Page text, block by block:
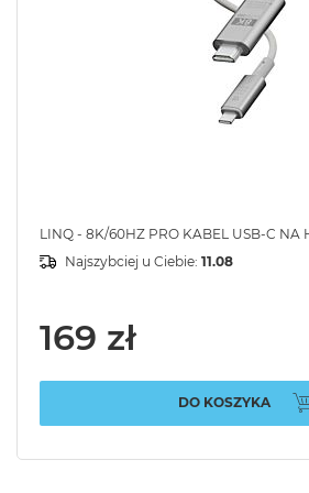
LINQ - 8K/60HZ PRO KABEL USB-C NA
Najszybciej u Ciebie: 11.08
169 zł
DO KOSZYKA